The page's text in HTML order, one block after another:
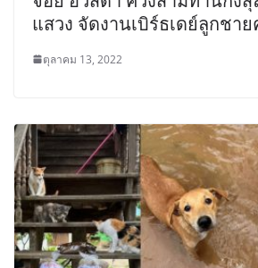
แสวง จัดงานเบิร์ธเดย์ลูกชา
ตุลาคม 13, 2022